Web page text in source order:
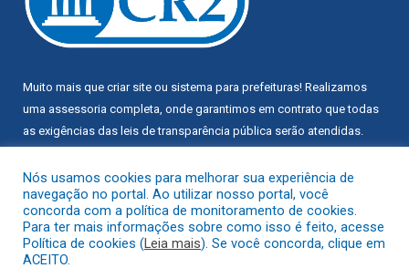
Muito mais que criar site ou sistema para prefeituras! Realizamos
uma assessoria completa, onde garantimos em contrato que todas
as exigências das leis de transparência pública serão atendidas.
Conheça oPNTPe oRadar da Transparência Pública
Nós usamos cookies para melhorar sua experiência de
navegação no portal. Ao utilizar nosso portal, você
concorda com a política de monitoramento de cookies.
Para ter mais informações sobre como isso é feito, acesse
Política de cookies (Leia mais). Se você concorda, clique em
ACEITO.